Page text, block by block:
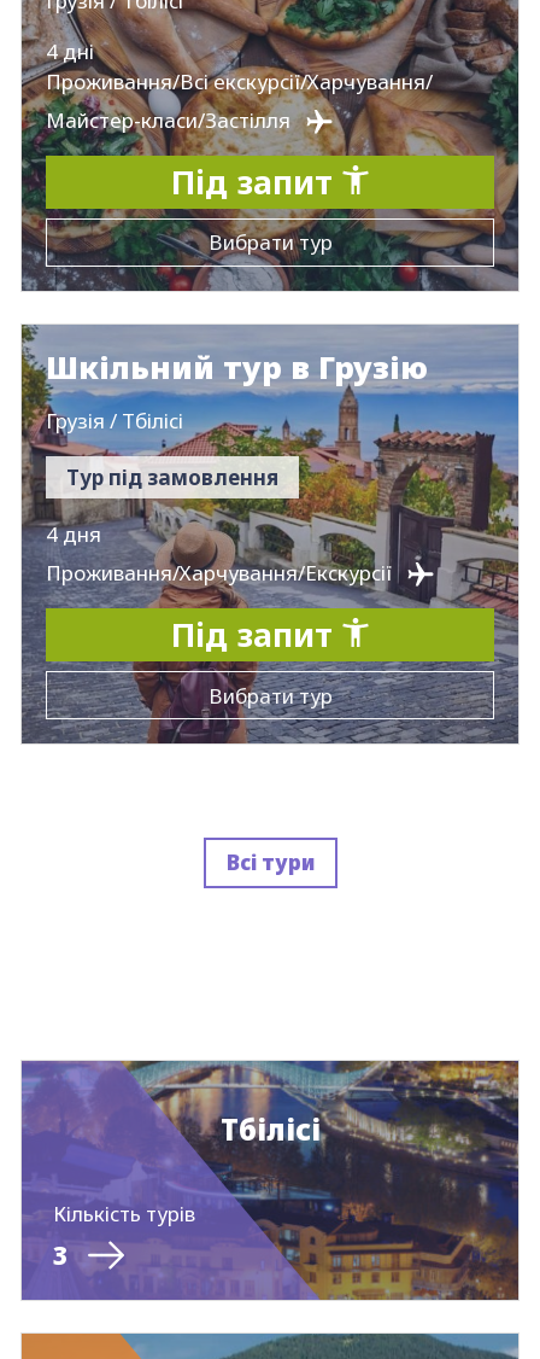
4 дні
Проживання/Всі екскурсії/Харчування/
Майстер-класи/Застілля
Під запит
Вибрати тур
Шкільний тур в Грузію
Грузія / Тбілісі
Тур під замовлення
4 дня
Проживання/Харчування/Екскурсії
Під запит
Вибрати тур
Всі тури
Тбілісі
Кількість турів
3